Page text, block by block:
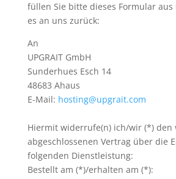
füllen Sie bitte dieses Formular aus
es an uns zurück:
An
UPGRAIT GmbH
Sunderhues Esch 14
48683 Ahaus
E-Mail: hosting@upgrait.com
Hiermit widerrufe(n) ich/wir (*) den
abgeschlossenen Vertrag über die
folgenden Dienstleistung:
Bestellt am (*)/erhalten am (*):